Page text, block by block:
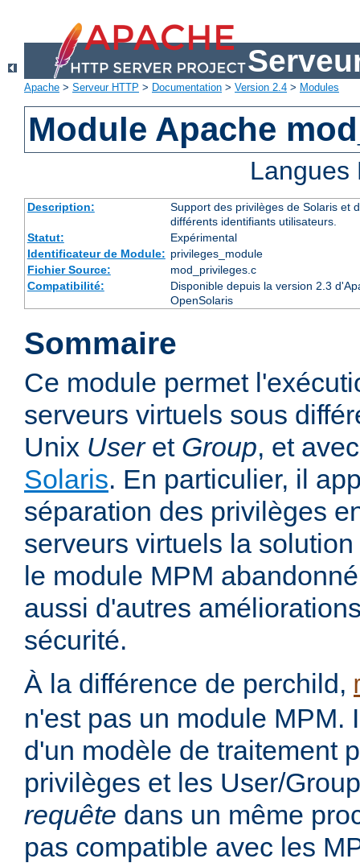
Apache > Serveur HTTP > Documentation > Version 2.4 > Modules
Module Apache
Description:
Support des privilèges de Solaris et
différents identifiants utilisateurs.
Statut:
Expérimental
Identificateur de Module: privileges_module
Fichier Source:
mod_privileges.c
Compatibilité:
Disponible depuis la version 2.3
OpenSolaris
Sommaire
Ce module permet
serveurs virtuels sous
Unix Useret Group, et
Solaris. En particulier, il
séparation des privilèges
serveurs virtuels la
le module MPM
aussi d'autres
sécurité.
À la différence de perchild,
n'est pas un module MPM.
d'un modèle de traitement
privilèges et les User/
requête dans un même
pas compatible avec les